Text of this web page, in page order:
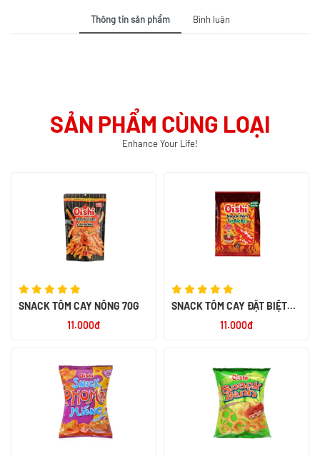
Thông tin sản phẩm Bình luận
SẢN PHẨM CÙNG LOẠI
Enhance Your Life!
SNACK TÔM CAY NỒNG 70G
11.000đ
SNACK TÔM CAY ĐẶT BIỆT
11.000đ